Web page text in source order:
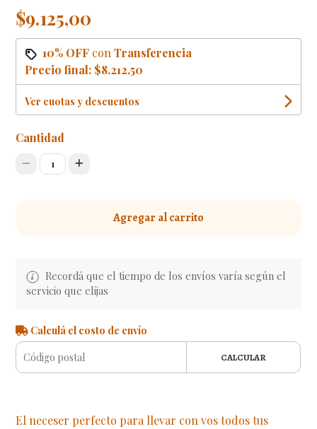
$9.125,00
10% OFF conTransferencia
Precio final: $8.212,50
Ver cuotas y descuentos
Cantidad
1
Agregar al carrito
Recordá que el tiempo de los envíos varía según el
servicio que elijas
Calculá el costo de envío
CALCULAR
El neceser perfecto para llevar con vos todos tus